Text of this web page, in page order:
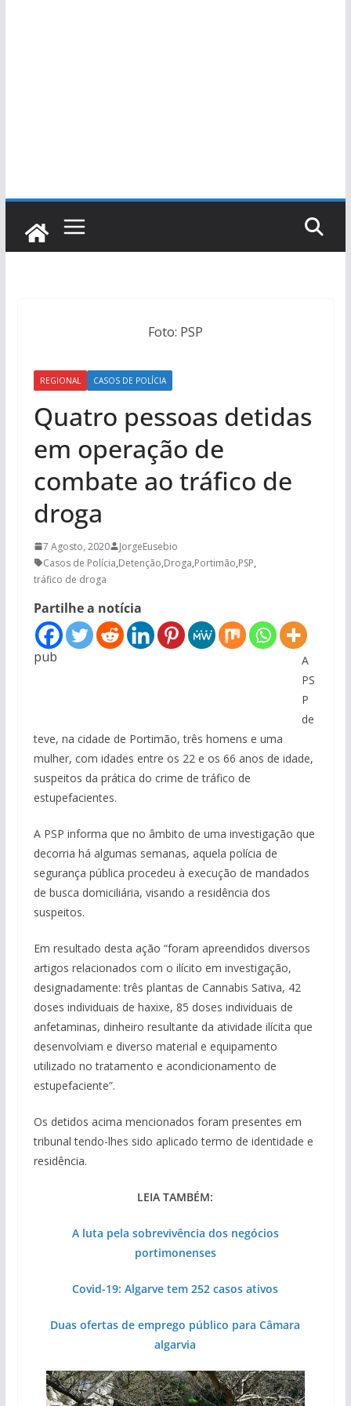
Foto: PSP
REGIONAL CASOS DE POLÍCIA
Quatro pessoas detidas
em operação de
combate ao tráfico de
droga
7 Agosto, 2020
JorgeEusebio
Casos de Polícia,Detenção,Droga,Portimão,PSP,
tráfico de droga
Partilhe a notícia
pub
A
PS
P
de
teve, na cidade de Portimão, três homens e uma
mulher, com idades entre os 22 e os 66 anos de idade,
suspeitos da prática do crime de tráfico de
estupefacientes.
A PSP informa que no âmbito de uma investigação que
decorria há algumas semanas, aquela polícia de
segurança pública procedeu à execução de mandados
de busca domiciliária, visando a residência dos
suspeitos.
Em resultado desta ação “foram apreendidos diversos
artigos relacionados com o ilícito em investigação,
designadamente: três plantas de Cannabis Sativa, 42
doses individuais de haxixe, 85 doses individuais de
anfetaminas, dinheiro resultante da atividade ilícita que
desenvolviam e diverso material e equipamento
utilizado no tratamento e acondicionamento de
estupefaciente”.
Os detidos acima mencionados foram presentes em
tribunal tendo-lhes sido aplicado termo de identidade e
residência.
LEIA TAMBÉM:
A luta pela sobrevivência dos negócios
portimonenses
Covid-19: Algarve tem 252 casos ativos
Duas ofertas de emprego público para Câmara
algarvia